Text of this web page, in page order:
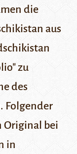
die
aus
zu
des
Folgender
Original bei
in